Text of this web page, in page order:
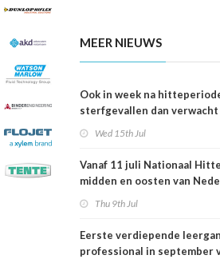
MEER NIEUWS
Ook in week na
sterfgevallen dan verwacht
Wed 15th Jul
Vanaf 11 juli Nationaal
midden en oosten van
Thu 9th Jul
Eerste verdiepende
professional in september